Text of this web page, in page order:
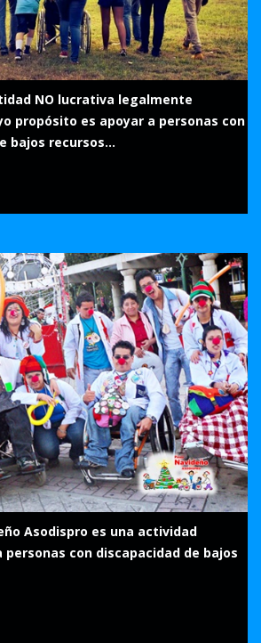
NO lucrativa legalmente
propósito es apoyar a personas con
bajos recursos...
Asodispro es una actividad
con discapacidad de bajos